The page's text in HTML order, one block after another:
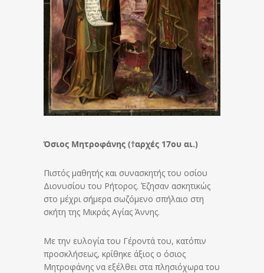
Όσιος Μητροφάνης (†αρχές 17ου αι.)
Πιστός μαθητής και συνασκητής του οσίου
Διονυσίου του Ρήτορος. Έζησαν ασκητικώς
στο μέχρι σήμερα σωζόμενο σπήλαιο στη
σκήτη της Μικράς Αγίας Άννης.
Με την ευλογία του Γέροντά του, κατόπιν
προσκλήσεως, κρίθηκε άξιος ο όσιος
Μητροφάνης να εξέλθει στα πλησιόχωρα του